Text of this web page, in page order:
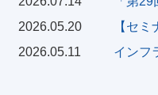
2026.05.20
【セ
2026.05.11
インフ